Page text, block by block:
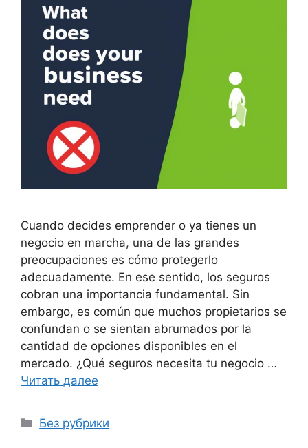
Cuando decides emprender o ya tienes un
negocio en marcha, una de las grandes
preocupaciones es cómo protegerlo
adecuadamente. En ese sentido, los seguros
cobran una importancia fundamental. Sin
embargo, es común que muchos propietarios se
confundan o se sientan abrumados por la
cantidad de opciones disponibles en el
mercado. ¿Qué seguros necesita tu negocio …
Читать далее
Рубрики
Без рубрики